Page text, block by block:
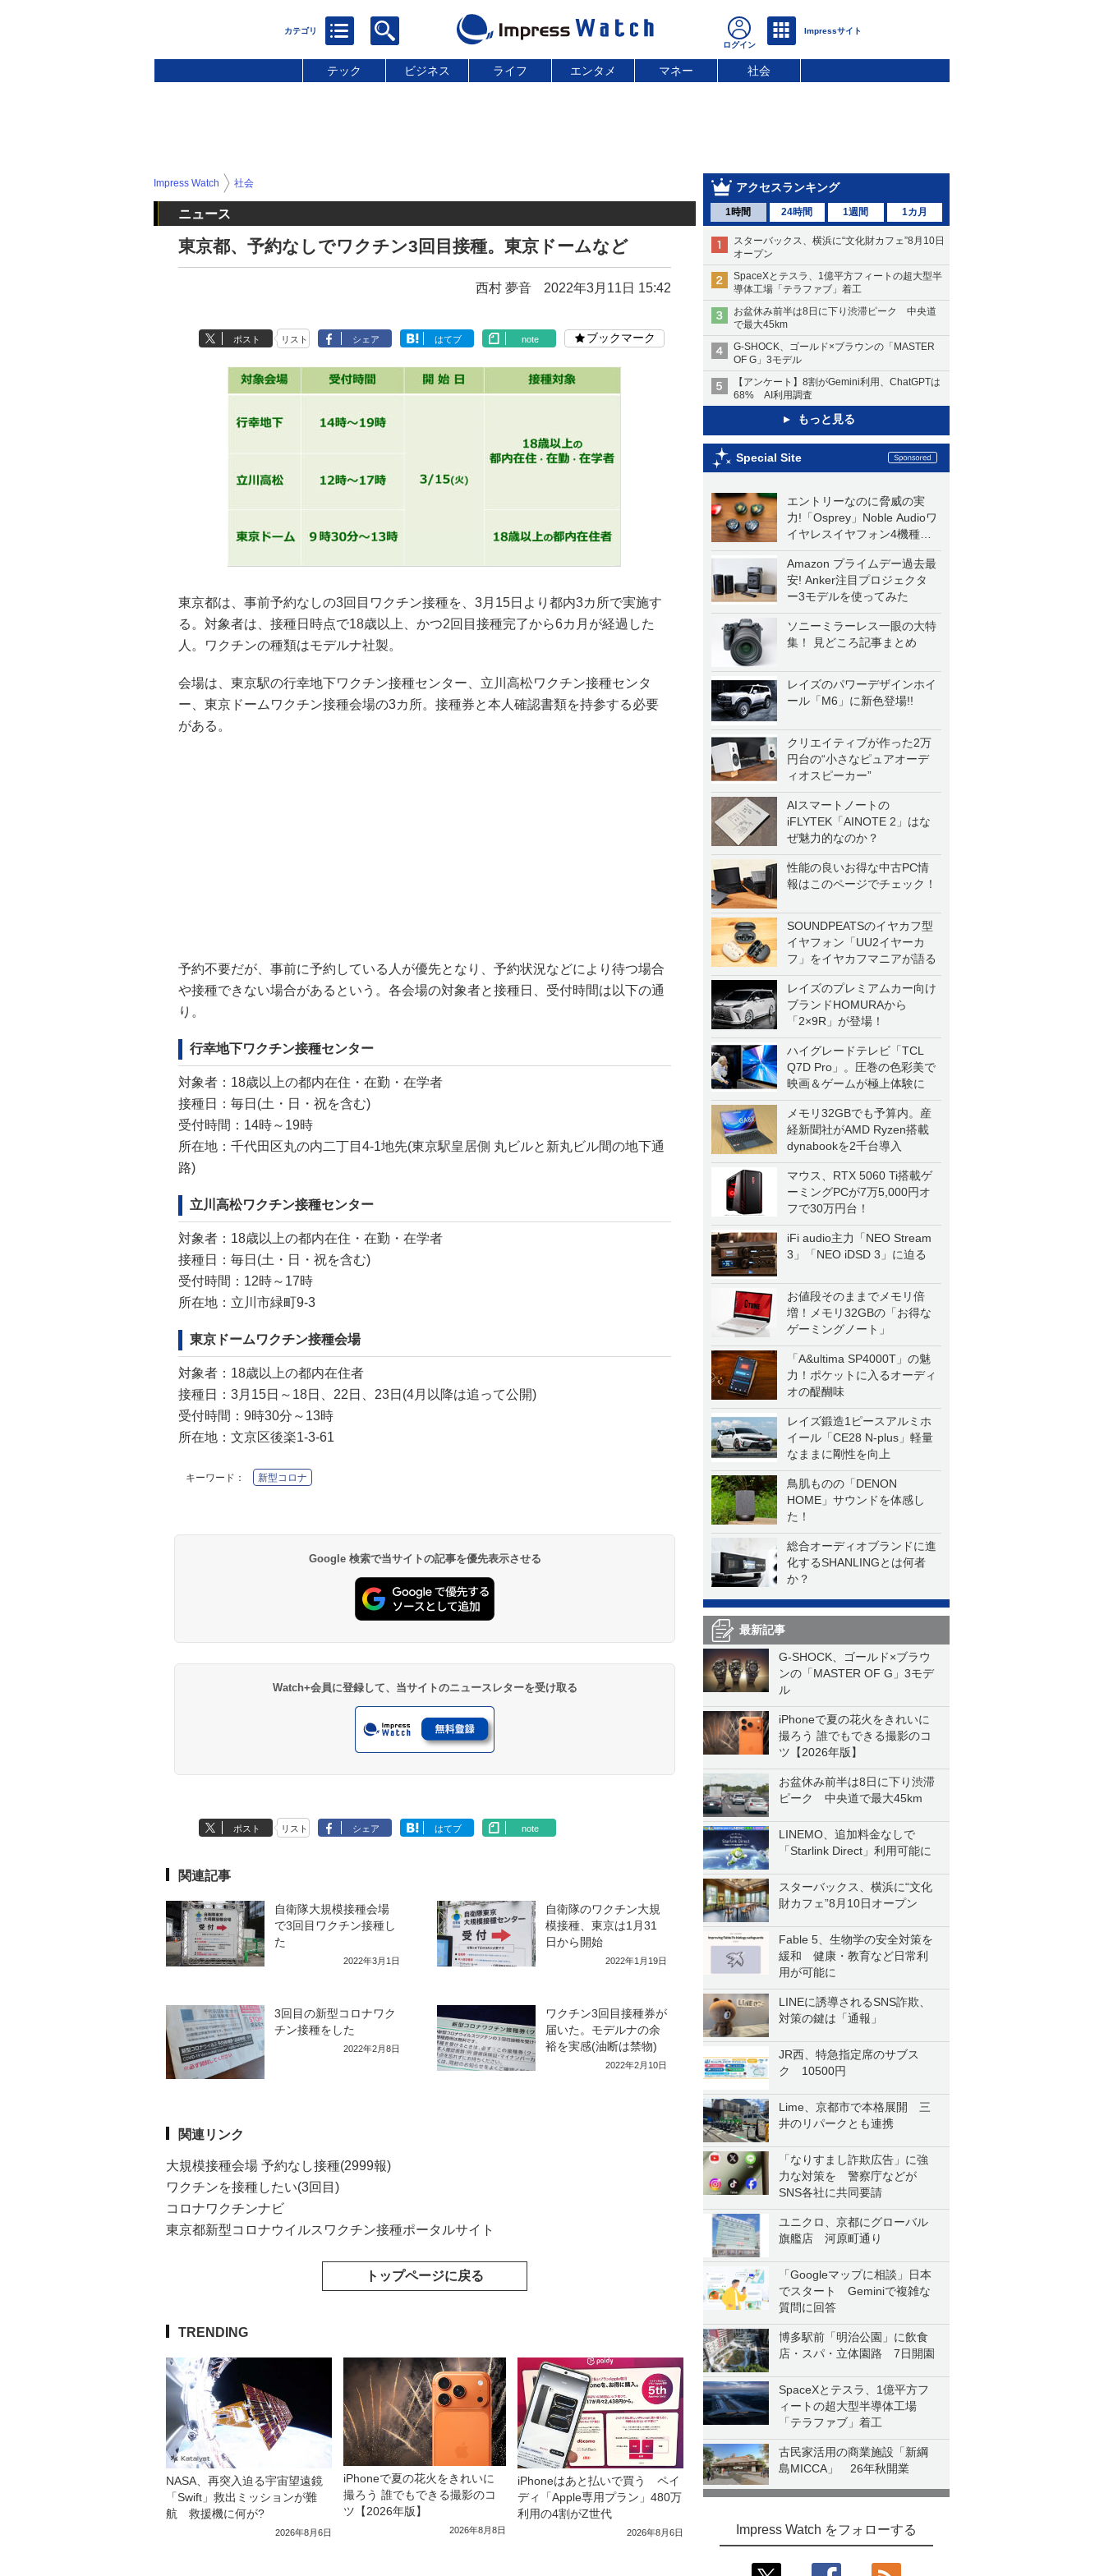
テック ビジネス ライフ エンタメ マネー 社会
アクセスランキング
1時間 24時間 1週間 1カ月
スターバックス、横浜に“文化財カフェ”8月10日
オープン
SpaceXとテスラ、1億平方フィートの超大型半
導体工場「テラファブ」着工
お盆休み前半は8日に下り渋滞ピーク 中央道
で最大45km
G-SHOCK、ゴールド×ブラウンの「MASTER
OF G」3モデル
【アンケート】8割がGemini利用、ChatGPTは
68% AI利用調査
もっと見る
Special Site
エントリーなのに脅威の実
力!「Osprey」Noble Audioワ
イヤレスイヤフォン4機種を
一気に聴く
Amazon プライムデー過去最
安! Anker注目プロジェクタ
ー3モデルを使ってみた
ソニーミラーレス一眼の大特
集！ 見どころ記事まとめ
レイズのパワーデザインホイ
ール「M6」に新色登場!!
クリエイティブが作った2万
円台の“小さなピュアオーデ
ィオスピーカー”
AIスマートノートの
iFLYTEK「AINOTE 2」はな
ぜ魅力的なのか？
性能の良いお得な中古PC情
報はこのページでチェック！
SOUNDPEATSのイヤカフ型
イヤフォン「UU2イヤーカ
フ」をイヤカフマニアが語る
レイズのプレミアムカー向け
ブランドHOMURAから
「2×9R」が登場！
ハイグレードテレビ「TCL
Q7D Pro」。圧巻の色彩美で
映画＆ゲームが極上体験に
メモリ32GBでも予算内。産
経新聞社がAMD Ryzen搭載
dynabookを2千台導入
マウス、RTX 5060 Ti搭載ゲ
ーミングPCが7万5,000円オ
フで30万円台！
iFi audio主力「NEO Stream
3」「NEO iDSD 3」に迫る
お値段そのままでメモリ倍
増！メモリ32GBの「お得な
ゲーミングノート」
「A&ultima SP4000T」の魅
力！ポケットに入るオーディ
オの醍醐味
レイズ鍛造1ピースアルミホ
イール「CE28 N-plus」軽量
なままに剛性を向上
鳥肌ものの「DENON
HOME」サウンドを体感し
た！
総合オーディオブランドに進
化するSHANLINGとは何者
か？
最新記事
G-SHOCK、ゴールド×ブラウ
ンの「MASTER OF G」3モデ
ル
iPhoneで夏の花火をきれいに
撮ろう 誰でもできる撮影のコ
ツ【2026年版】
お盆休み前半は8日に下り渋滞
ピーク 中央道で最大45km
LINEMO、追加料金なしで
「Starlink Direct」利用可能に
スターバックス、横浜に“文化
財カフェ”8月10日オープン
Fable 5、生物学の安全対策を
緩和 健康・教育など日常利
用が可能に
LINEに誘導されるSNS詐欺、
対策の鍵は「通報」
JR西、特急指定席のサブス
ク 10500円
Lime、京都市で本格展開 三
井のリパークとも連携
「なりすまし詐欺広告」に強
力な対策を 警察庁などが
SNS各社に共同要請
ユニクロ、京都にグローバル
旗艦店 河原町通り
「Googleマップに相談」日本
でスタート Geminiで複雑な
質問に回答
博多駅前「明治公園」に飲食
店・スパ・立体園路 7日開園
SpaceXとテスラ、1億平方フ
ィートの超大型半導体工場
「テラファブ」着工
古民家活用の商業施設「新綱
島MICCA」 26年秋開業
Impress Watch をフォローする
Impress Watch 社会
ニュース
東京都、予約なしでワクチン3回目接種。東京ドームなど
西村 夢音 2022年3月11日 15:42
ポスト リスト シェア はてブ note ブックマーク
東京都は、事前予約なしの3回目ワクチン接種を、3月15日より都内3カ所で実施す
る。対象者は、接種日時点で18歳以上、かつ2回目接種完了から6カ月が経過した
人。ワクチンの種類はモデルナ社製。
会場は、東京駅の行幸地下ワクチン接種センター、立川高松ワクチン接種センタ
ー、東京ドームワクチン接種会場の3カ所。接種券と本人確認書類を持参する必要
がある。
予約不要だが、事前に予約している人が優先となり、予約状況などにより待つ場合
や接種できない場合があるという。各会場の対象者と接種日、受付時間は以下の通
り。
行幸地下ワクチン接種センター
対象者：18歳以上の都内在住・在勤・在学者
接種日：毎日(土・日・祝を含む)
受付時間：14時～19時
所在地：千代田区丸の内二丁目4-1地先(東京駅皇居側 丸ビルと新丸ビル間の地下通
路)
立川高松ワクチン接種センター
対象者：18歳以上の都内在住・在勤・在学者
接種日：毎日(土・日・祝を含む)
受付時間：12時～17時
所在地：立川市緑町9-3
東京ドームワクチン接種会場
対象者：18歳以上の都内在住者
接種日：3月15日～18日、22日、23日(4月以降は追って公開)
受付時間：9時30分～13時
所在地：文京区後楽1-3-61
キーワード： 新型コロナ
Google 検索で当サイトの記事を優先表示させる
Watch+会員に登録して、当サイトのニュースレターを受け取る
ポスト リスト シェア はてブ note
関連記事
自衛隊大規模接種会場
で3回目ワクチン接種し
た
2022年3月1日
自衛隊のワクチン大規
模接種、東京は1月31
日から開始
2022年1月19日
3回目の新型コロナワク
チン接種をした
2022年2月8日
ワクチン3回目接種券が
届いた。モデルナの余
裕を実感(油断は禁物)
2022年2月10日
関連リンク
大規模接種会場 予約なし接種(2999報)
ワクチンを接種したい(3回目)
コロナワクチンナビ
東京都新型コロナウイルスワクチン接種ポータルサイト
トップページに戻る
TRENDING
NASA、再突入迫る宇宙望遠鏡
「Swift」救出ミッションが難
航 救援機に何が?
2026年8月6日
iPhoneで夏の花火をきれいに
撮ろう 誰でもできる撮影のコ
ツ【2026年版】
2026年8月8日
iPhoneはあと払いで買う ペイ
ディ「Apple専用プラン」480万
利用の4割がZ世代
2026年8月6日